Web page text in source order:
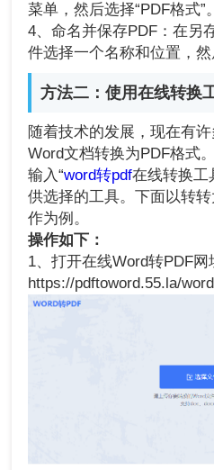
菜单，然后选择“PDF格式”。
4、命名并保存PDF：在另
件选择一个名称和位置，然
方法二：使用在线转换
随着技术的发展，现在有
Word文档转换为PDF格式
输入“word转pdf在线转换工
供选择的工具。下面以转
作为例。
操作如下：
1、打开在线Word转PDF网
https://pdftoword.55.la/